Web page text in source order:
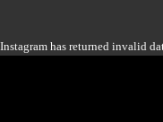
Instagram has returned invalid